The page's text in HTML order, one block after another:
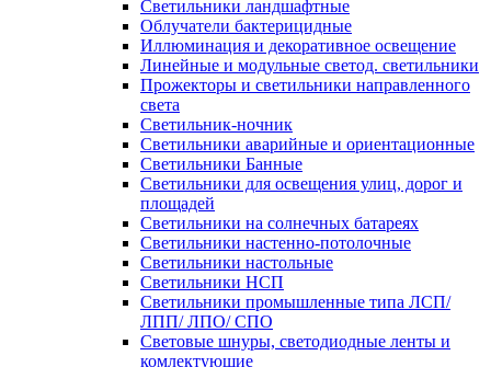
Светильники ландшафтные
Облучатели бактерицидные
Иллюминация и декоративное освещение
Линейные и модульные светод. светильники
Прожекторы и светильники направленного
света
Светильник-ночник
Светильники аварийные и ориентационные
Светильники Банные
Светильники для освещения улиц, дорог и
площадей
Светильники на солнечных батареях
Светильники настенно-потолочные
Светильники настольные
Светильники НСП
Светильники промышленные типа ЛСП/
ЛПП/ ЛПО/ СПО
Световые шнуры, светодиодные ленты и
комлектующие